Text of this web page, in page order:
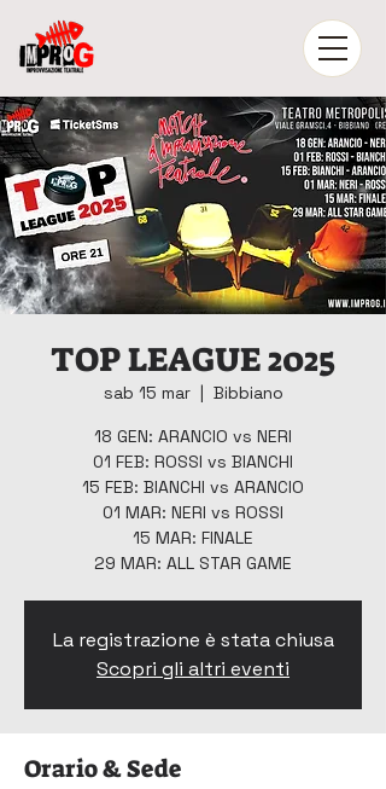
TOP LEAGUE 2025
sab 15 mar
  |
Bibbiano
18 GEN: ARANCIO vs NERI
01 FEB: ROSSI vs BIANCHI
15 FEB: BIANCHI vs ARANCIO
01 MAR: NERI vs ROSSI
15 MAR: FINALE
29 MAR: ALL STAR GAME
La registrazione è stata chiusa
Scopri gli altri eventi
Orario & Sede